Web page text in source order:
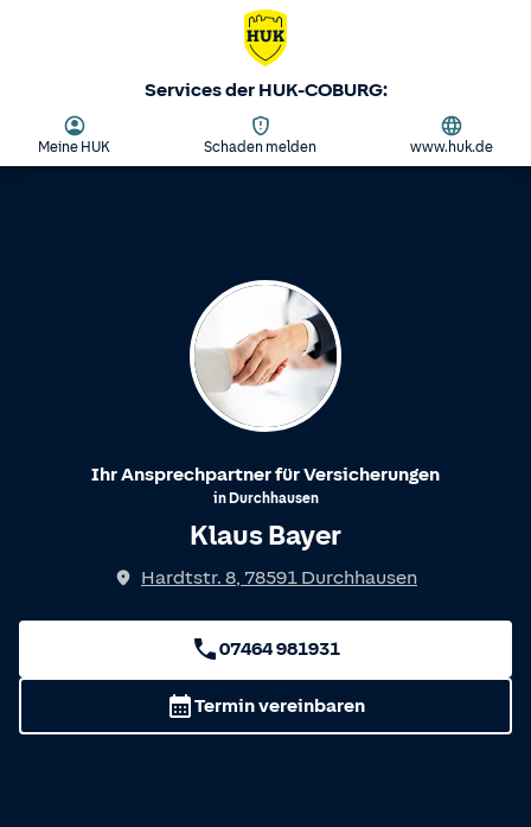
Services der HUK-COBURG:
Meine HUK Schaden melden www.huk.de
Ihr Ansprechpartner für Versicherungen
in Durchhausen
Klaus Bayer
Hardtstr. 8, 78591 Durchhausen
07464 981931
Termin vereinbaren